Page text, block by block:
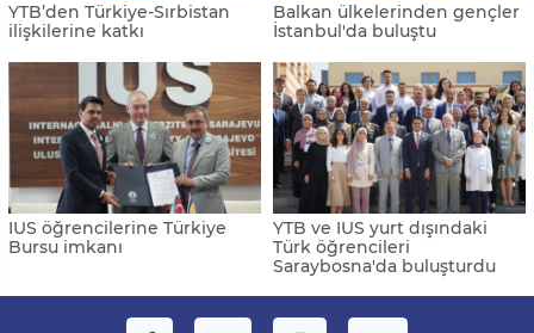
YTB’den Türkiye-Sırbistan
ilişkilerine katkı
Balkan ülkelerinden gençler
İstanbul'da buluştu
IUS öğrencilerine Türkiye
Bursu imkanı
YTB ve IUS yurt dışındaki
Türk öğrencileri
Saraybosna'da buluşturdu